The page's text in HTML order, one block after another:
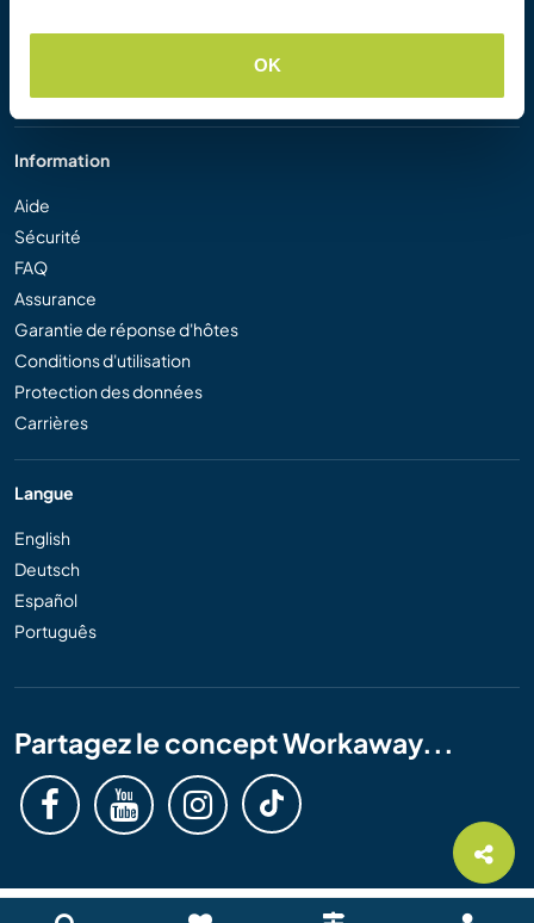
OK
Information
Aide
Sécurité
FAQ
Assurance
Garantie de réponse d'hôtes
Conditions d'utilisation
Protection des données
Carrières
Langue
English
Deutsch
Español
Português
Partagez le concept Workaway...